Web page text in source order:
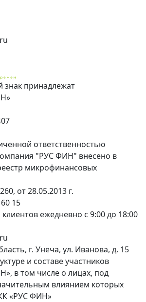
знак принадлежат
ответственностью
"РУС ФИН" внесено в
микрофинансовых
от 28.05.2013 г.
15
ежедневно с 9:00 до 18:00
г. Унеча, ул. Иванова, д. 15
и составе участников
в том числе о лицах, под
влиянием которых
«РУС ФИН»